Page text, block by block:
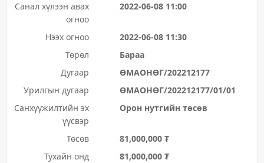
Санал хүлээн авах
огноо
2022-06-08 11:00
Нээх огноо
2022-06-08 11:30
Төрөл
Бараа
Дугаар
ӨМАОНӨГ/202212177
Урилгын дугаар
ӨМАОНӨГ/202212177/01/01
Санхүүжилтийн эх
үүсвэр
Орон нутгийн төсөв
Төсөв
81,000,000 ₮
Тухайн онд
81,000,000 ₮